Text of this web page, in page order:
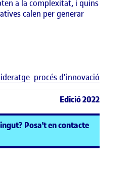
a la complexitat, i quins
calen per generar
procés d'innovació
Edició 2022
Posa't en contacte